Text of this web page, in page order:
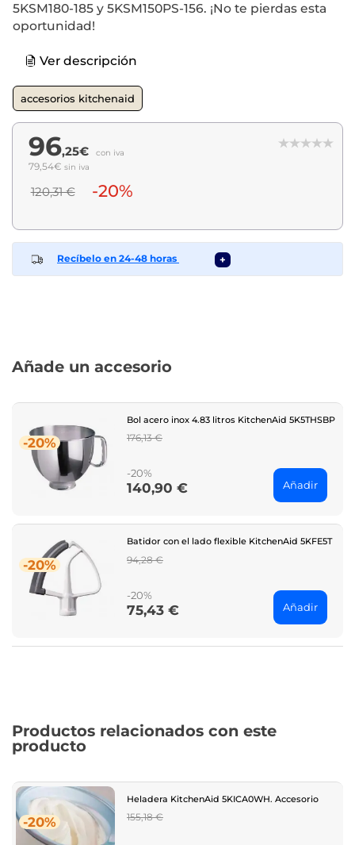
5KSM180-185 y 5KSM150PS-156. ¡No te pierdas esta
oportunidad!
Ver descripción
accesorios kitchenaid
96,25€ con iva
79,54€ sin iva
120,31 € -20%
Recíbelo en 24-48 horas +
Añade un accesorio
-20%
Bol acero inox 4.83 litros KitchenAid 5K5THSBP
Regular
176,13 €
-20%
Price
140,90 € Añadir
-20%
Batidor con el lado flexible KitchenAid 5KFE5T
Regular
94,28 €
-20%
Price
75,43 € Añadir
Productos relacionados con este
producto
-20%
Heladera KitchenAid 5KICA0WH. Accesorio
Regular
155,18 €